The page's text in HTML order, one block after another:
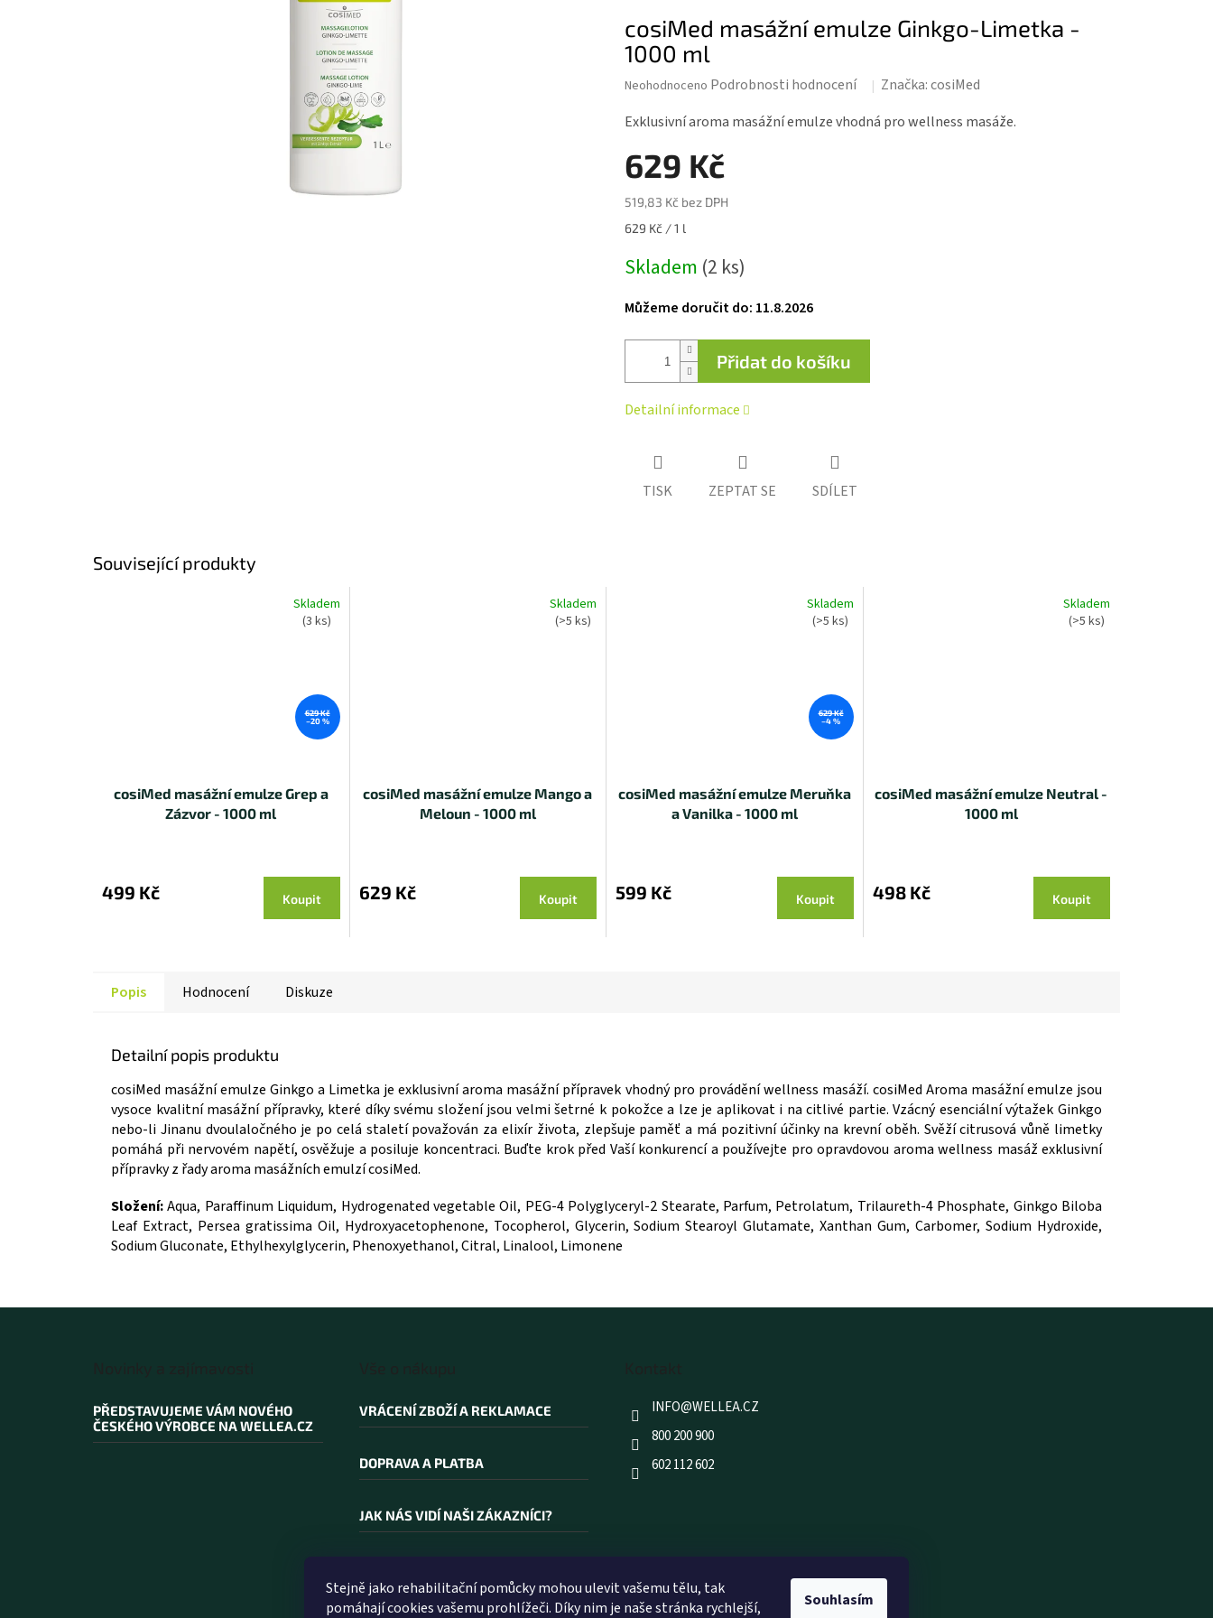
Stejně jako rehabilitační pomůcky mohou ulevit vašemu tělu, tak
pomáhají cookies vašemu prohlížeči. Díky nim je naše stránka rychlejší,
Souhlasím
cosiMed masážní emulze Ginkgo-Limetka -
1000 ml
Průměrné
produktu
0,0
z 5
Neohodnoceno Podrobnosti hodnocení Značka:cosiMed
Exklusivní aroma masážní emulze vhodná pro wellness masáže.
629 Kč
519,83 Kč bez DPH
Měrná
629 Kč / 1 l
Skladem (2 ks)
Můžeme doručit do: 11.8.2026
Přidat do košíku
Detailní informace
TISK ZEPTAT SE SDÍLET
Související produkty
629 Kč
–20 %
Skladem
(3 ks)
cosiMed masážní emulze Grep a
Zázvor - 1000 ml
produktu
je
499 Kč Koupit
Skladem
(>5 ks)
cosiMed masážní emulze Mango a
Meloun - 1000 ml
629 Kč Koupit
629 Kč
–4 %
Skladem
(>5 ks)
cosiMed masážní emulze Meruňka
a Vanilka - 1000 ml
599 Kč Koupit
Skladem
(>5 ks)
cosiMed masážní emulze Neutral -
1000 ml
498 Kč Koupit
Popis Hodnocení Diskuze
Detailní popis produktu
cosiMed masážní emulze Ginkgo a Limetka je exklusivní aroma masážní přípravek vhodný pro provádění wellness masáží. cosiMed Aroma masážní emulze jsou
vysoce kvalitní masážní přípravky, které díky svému složení jsou velmi šetrné k pokožce a lze je aplikovat i na citlivé partie. Vzácný esenciální výtažek Ginkgo
nebo-li Jinanu dvoulaločného je po celá staletí považován za elixír života, zlepšuje paměť a má pozitivní účinky na krevní oběh. Svěží citrusová vůně limetky
pomáhá při nervovém napětí, osvěžuje a posiluje koncentraci. Buďte krok před Vaší konkurencí a používejte pro opravdovou aroma wellness masáž exklusivní
přípravky z řady aroma masážních emulzí cosiMed.
Složení:Aqua, Paraffinum Liquidum, Hydrogenated vegetable Oil, PEG-4 Polyglyceryl-2 Stearate, Parfum, Petrolatum, Trilaureth-4 Phosphate, Ginkgo Biloba
Leaf Extract, Persea gratissima Oil, Hydroxyacetophenone, Tocopherol, Glycerin, Sodium Stearoyl Glutamate, Xanthan Gum, Carbomer, Sodium Hydroxide,
Sodium Gluconate, Ethylhexylglycerin, Phenoxyethanol, Citral, Linalool, Limonene
PŘEDSTAVUJEME VÁM NOVÉHO
ČESKÉHO VÝROBCE NA WELLEA.CZ
VRÁCENÍ ZBOŽÍ A REKLAMACE
DOPRAVA A PLATBA
JAK NÁS VIDÍ NAŠI ZÁKAZNÍCI?
INFO@WELLEA.CZ
800 200 900
602 112 602